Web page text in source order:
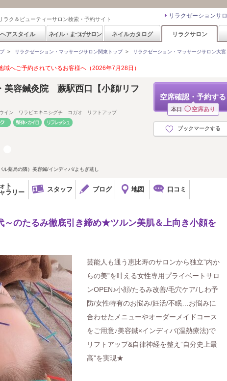
ラク＆ビューティーサロン検索・予約サイト リラクゼーションサ
ヘアスタイル ネイル・まつげサロン ネイルカタログ リラクサロン
> リラクゼーション・マッサージサロン関東トップ> リラクゼーション・マッサージサロン大
域へご予約されているお客様へ（2026年7月28日）
空席確認・予約する
本日 ◯ 空席あり
ブックマークする
美容鍼灸院 蕨駅西口【小顔/リフ
イン ワラビエキニシグチ コガオ リフトアップ
薬局の隣）美容鍼/インディバ/よもぎ蒸し
ト
ラリー
スタッフ ブログ 地図 口コミ
～のたるみ徹底引き締め★ツルン美肌＆上向き小顔を
芸能人も通う恵比寿のサロンから独立”内か
らの美”を叶える女性専用プライベートサロ
ンOPEN♪小顔/たるみ改善/毛穴ケア/しわ予
防/女性特有のお悩み/妊活/不眠…お悩みに
合わせたメニューやオーダーメイドコース
をご用意♪美容鍼×インディバ(温熱療法)で
リフトアップ&自律神経を整え”自分史上最
高”を実現★